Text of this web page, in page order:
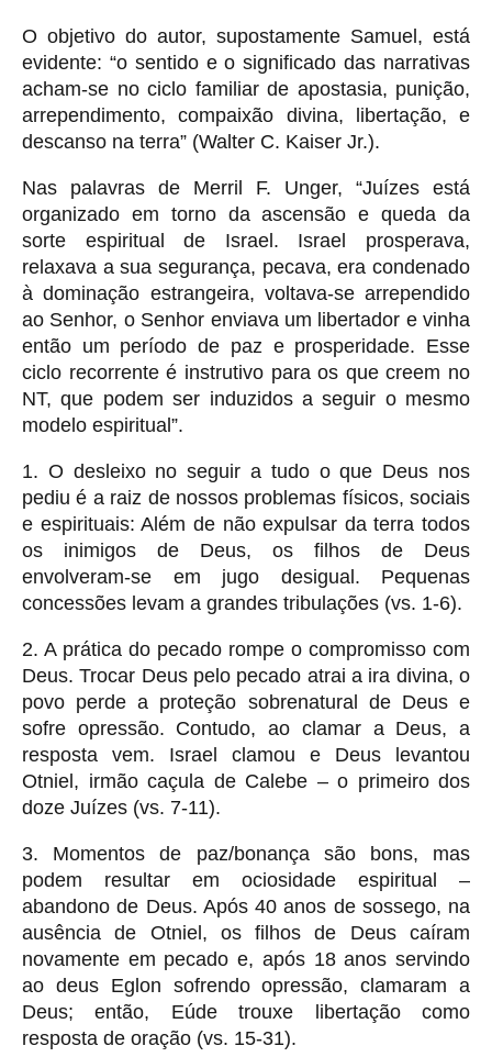
O objetivo do autor, supostamente Samuel, está
evidente: “o sentido e o significado das narrativas
acham-se no ciclo familiar de apostasia, punição,
arrependimento, compaixão divina, libertação, e
descanso na terra” (Walter C. Kaiser Jr.).
Nas palavras de Merril F. Unger, “Juízes está
organizado em torno da ascensão e queda da
sorte espiritual de Israel. Israel prosperava,
relaxava a sua segurança, pecava, era condenado
à dominação estrangeira, voltava-se arrependido
ao Senhor, o Senhor enviava um libertador e vinha
então um período de paz e prosperidade. Esse
ciclo recorrente é instrutivo para os que creem no
NT, que podem ser induzidos a seguir o mesmo
modelo espiritual”.
1. O desleixo no seguir a tudo o que Deus nos
pediu é a raiz de nossos problemas físicos, sociais
e espirituais: Além de não expulsar da terra todos
os inimigos de Deus, os filhos de Deus
envolveram-se em jugo desigual. Pequenas
concessões levam a grandes tribulações (vs. 1-6).
2. A prática do pecado rompe o compromisso com
Deus. Trocar Deus pelo pecado atrai a ira divina, o
povo perde a proteção sobrenatural de Deus e
sofre opressão. Contudo, ao clamar a Deus, a
resposta vem. Israel clamou e Deus levantou
Otniel, irmão caçula de Calebe – o primeiro dos
doze Juízes (vs. 7-11).
3. Momentos de paz/bonança são bons, mas
podem resultar em ociosidade espiritual –
abandono de Deus. Após 40 anos de sossego, na
ausência de Otniel, os filhos de Deus caíram
novamente em pecado e, após 18 anos servindo
ao deus Eglon sofrendo opressão, clamaram a
Deus; então, Eúde trouxe libertação como
resposta de oração (vs. 15-31).